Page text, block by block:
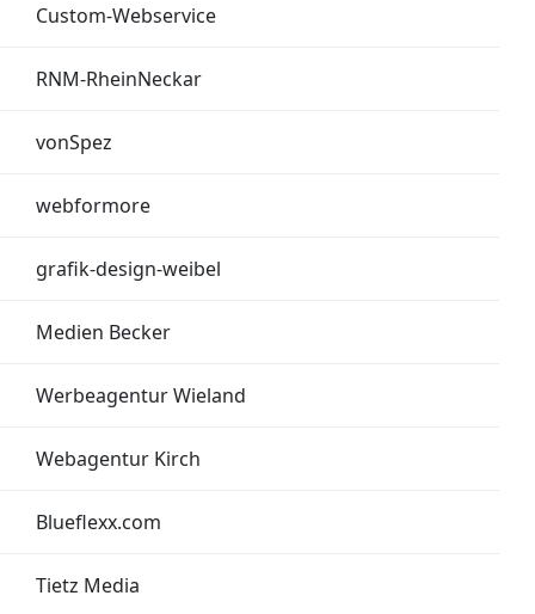
Custom-Webservice
RNM-RheinNeckar
vonSpez
webformore
grafik-design-weibel
Medien Becker
Werbeagentur Wieland
Webagentur Kirch
Blueflexx.com
Tietz Media